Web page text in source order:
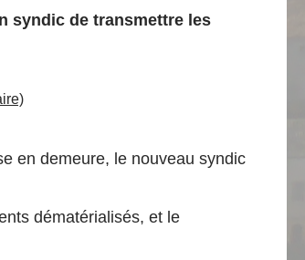
syndic de transmettre les
en demeure, le nouveau syndic
dématérialisés, et le